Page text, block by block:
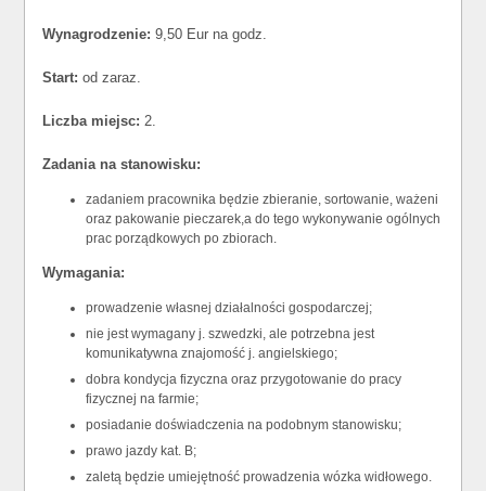
Wynagrodzenie: 9,50 Eur na godz.
Start: od zaraz.
Liczba miejsc: 2.
Zadania na stanowisku:
zadaniem pracownika będzie zbieranie, sortowanie, ważeni
oraz pakowanie pieczarek,a do tego wykonywanie ogólnych
prac porządkowych po zbiorach.
Wymagania:
prowadzenie własnej działalności gospodarczej;
nie jest wymagany j. szwedzki, ale potrzebna jest
komunikatywna znajomość j. angielskiego;
dobra kondycja fizyczna oraz przygotowanie do pracy
fizycznej na farmie;
posiadanie doświadczenia na podobnym stanowisku;
prawo jazdy kat. B;
zaletą będzie umiejętność prowadzenia wózka widłowego.